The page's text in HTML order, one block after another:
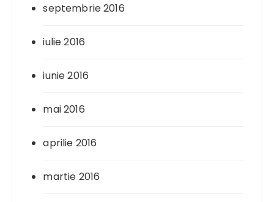
septembrie 2016
iulie 2016
iunie 2016
mai 2016
aprilie 2016
martie 2016